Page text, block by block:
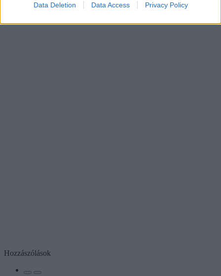
Data Deletion Data Access Privacy Policy
Hozzászólások